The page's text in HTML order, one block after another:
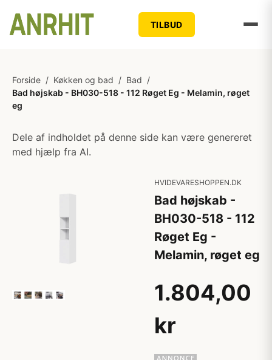
TILBUD
Forside / Køkken og bad / Bad /
Bad højskab - BH030-518 - 112 Røget Eg - Melamin, røget
eg
Dele af indholdet på denne side kan være genereret
med hjælp fra AI.
HVIDEVARESHOPPEN.DK
Bad højskab -
BH030-518 - 112
Røget Eg -
Melamin, røget eg
1.804,00
kr